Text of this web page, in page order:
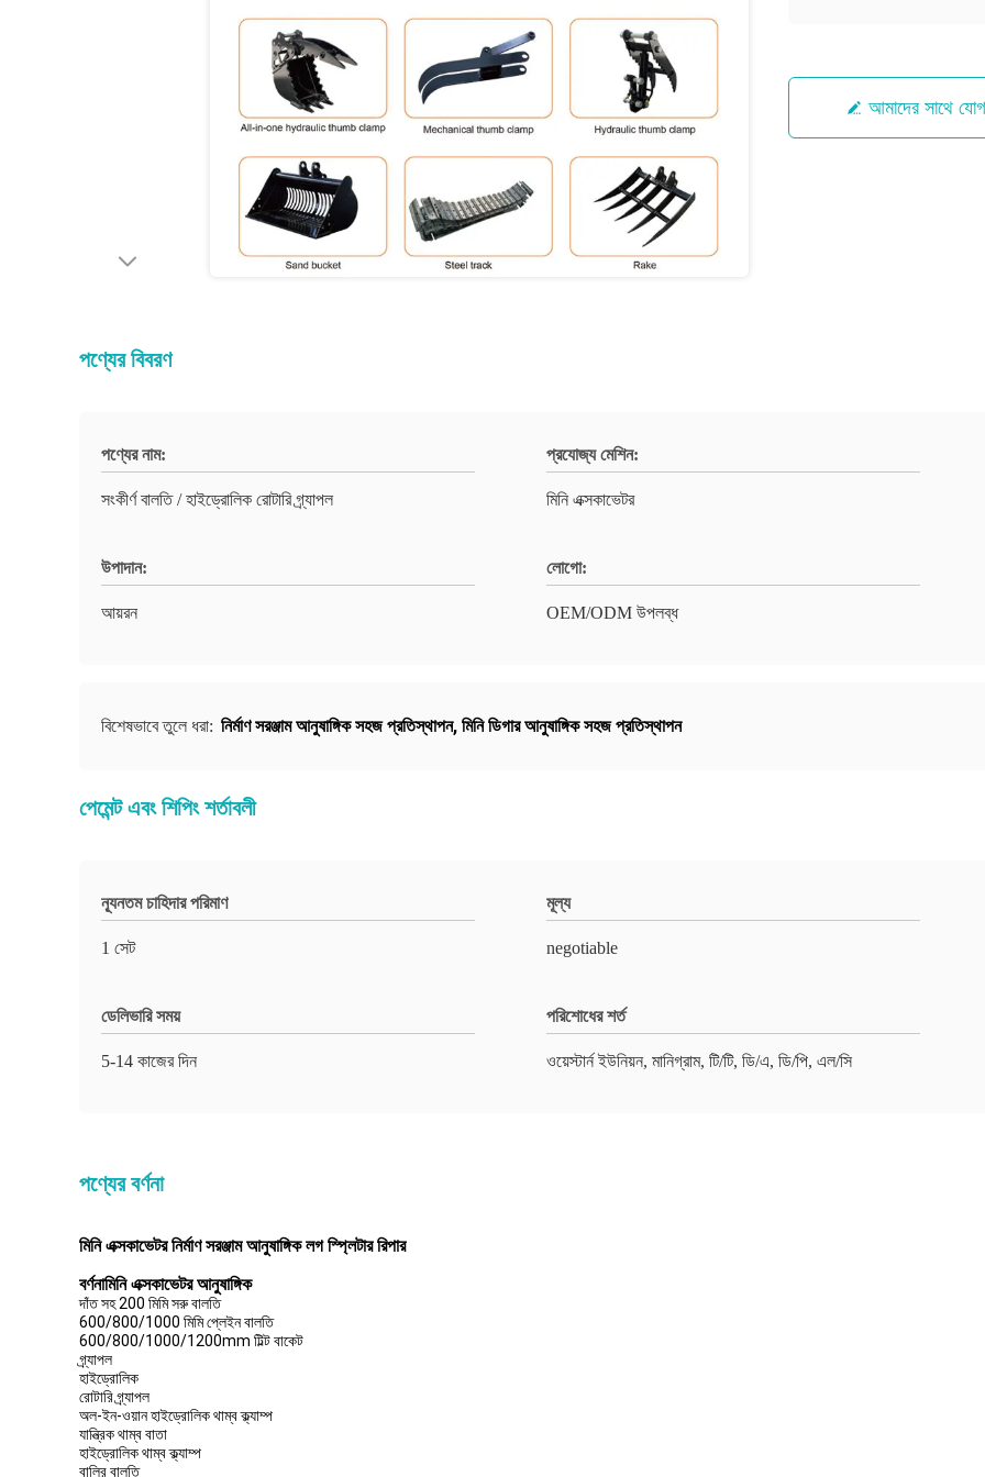
আমাদের সাথে
পণ্যের বিবরণ
পণ্যের নাম:
সংকীর্ণ বালতি / হাইড্রোলিক রোটারি গ্র্যাপল
প্রযোজ্য মেশিন:
মিনি এক্সকাভেটর
উপাদান:
আয়রন
লোগো:
OEM/ODM উপলব্ধ
বিশেষভাবে তুলে ধরা: নির্মাণ সরঞ্জাম আনুষাঙ্গিক সহজ প্রতিস্থাপন, মিনি ডিগার আনুষাঙ্গিক সহজ প্রতিস্থাপন
পেমেন্ট এবং শিপিং শর্তাবলী
ন্যূনতম চাহিদার পরিমাণ
1 সেট
মূল্য
negotiable
ডেলিভারি সময়
5-14 কাজের দিন
পরিশোধের শর্ত
ওয়েস্টার্ন ইউনিয়ন, মানিগ্রাম, টি/টি, ডি/এ, ডি/পি, এল/সি
পণ্যের বর্ণনা
মিনি এক্সকাভেটর নির্মাণ সরঞ্জাম আনুষাঙ্গিক লগ স্প্লিটার রিপার
বর্ণনামিনি এক্সকাভেটর আনুষাঙ্গিক
দাঁত সহ 200 মিমি সরু বালতি
600/800/1000 মিমি প্লেইন বালতি
600/800/1000/1200mm টিল্ট বাকেট
গ্র্যাপল
হাইড্রোলিক
রোটারি গ্র্যাপল
অল-ইন-ওয়ান হাইড্রোলিক থাম্ব ক্ল্যাম্প
যান্ত্রিক থাম্ব বাতা
হাইড্রোলিক থাম্ব ক্ল্যাম্প
বালির বালতি